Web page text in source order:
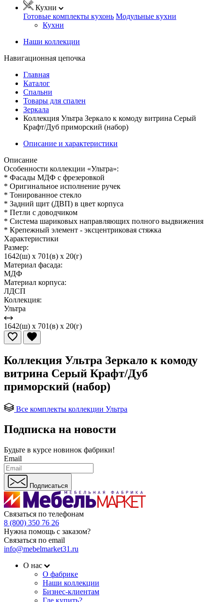
Кухни
Готовые комплекты кухонь Модульные кухни
Кухни
Наши коллекции
Навигационная цепочка
Главная
Каталог
Спальни
Товары для спален
Зеркала
Коллекция Ультра Зеркало к комоду витрина Серый
Крафт/Дуб приморский (набор)
Описание и характеристики
Описание
Особенности коллекции «Ультра»:
* Фасады МДФ с фрезеровкой
* Оригинальное исполнение ручек
* Тонированное стекло
* Задний щит (ДВП) в цвет корпуса
* Петли с доводчиком
* Система шариковых направляющих полного выдвижения
* Крепежный элемент - эксцентриковая стяжка
Характеристики
Размер:
1642(ш) x 701(в) x 20(г)
Материал фасада:
МДФ
Материал корпуса:
ЛДСП
Коллекция:
Ультра
1642(ш) x 701(в) x 20(г)
Коллекция Ультра Зеркало к комоду
витрина Серый Крафт/Дуб
приморский (набор)
Все комплекты коллекции Ультра
Подписка на новости
Будьте в курсе новинок фабрики!
Email
Подписаться
Связаться по телефонам
8 (800) 350 76 26
Нужна помощь с заказом?
Связаться по email
info@mebelmarket31.ru
О нас
О фабрике
Наши коллекции
Бизнес-клиентам